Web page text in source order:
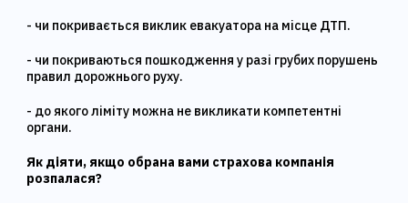
- чи покривається виклик евакуатора на місце ДТП.
- чи покриваються пошкодження у разі грубих порушень
правил дорожнього руху.
- до якого ліміту можна не викликати компетентні
органи.
Як діяти, якщо обрана вами страхова компанія
розпалася?